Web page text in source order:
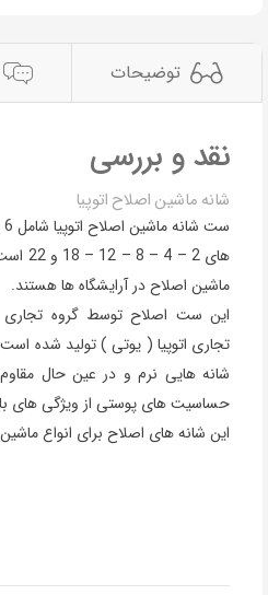
توضیحات
نقد و بررسی
شانه ماشین اصلاح اتوپیا
های
ماشین اصلاح در آرایشگاه ها هستند.
این ست اصلاح توسط گروه
تجاری اتوپیا ( یوتی ) تولید شده
شانه هایی نرم و در عین حال
حساسیت های پوستی از ویژگی های
این شانه های اصلاح برای انواع